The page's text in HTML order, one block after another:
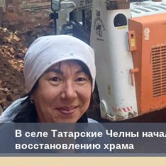
В селе Татарские Челны
восстановлению храма